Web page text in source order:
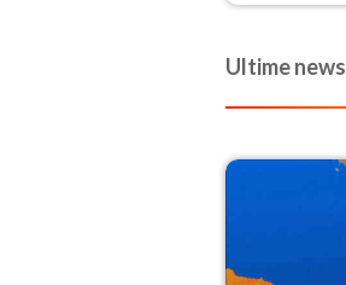
Ultime news